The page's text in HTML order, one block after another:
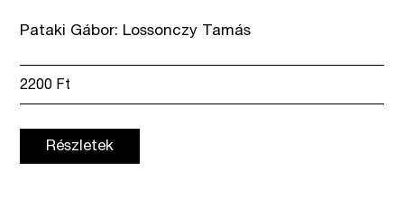
Pataki Gábor: Lossonczy Tamás
2200 Ft
Részletek